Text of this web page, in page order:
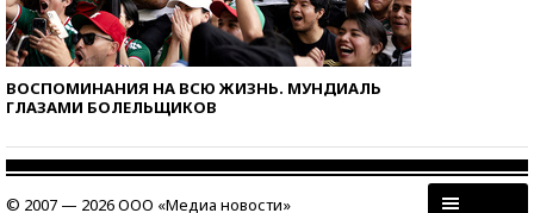
ВОСПОМИНАНИЯ НА ВСЮ ЖИЗНЬ. МУНДИАЛЬ
ГЛАЗАМИ БОЛЕЛЬЩИКОВ
© 2007 — 2026 ООО «Медиа новости»